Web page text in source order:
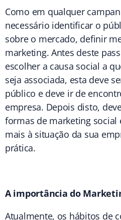
Como em qualquer
necessário identificar o
sobre o mercado, definir
marketing. Antes deste
escolher a causa social a
seja associada, esta deve
público e deve ir de
empresa. Depois disto,
formas de marketing social
mais à situação da sua
prática.
A importância do
Atualmente, os hábitos de